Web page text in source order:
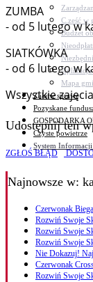
C.ześć w
Budżet
Aplikacja
Mapa
Załatw sprawę
Pozyskane
GOSPODARKA
Czyste powietrze
System Informacji
ZUMBA
- od 5 lutego w
SIATKÓWKA
- od 6 lutego w
Wszystkie
Udostępnij ten
ZGŁOŚ BŁĄD
Najnowsze w:
Czerwonak
Rozwiń Swoje
Rozwiń Swoje
Rozwiń Swoje
Nie Dokazuj!
Czerwonak
Rozwiń Swoje